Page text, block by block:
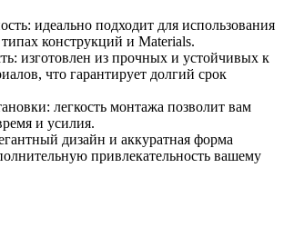
идеально подходит для использования
конструкций и Materials.
изготовлен из прочных и устойчивых к
что гарантирует долгий срок
легкость монтажа позволит вам
и усилия.
дизайн и аккуратная форма
привлекательность вашему